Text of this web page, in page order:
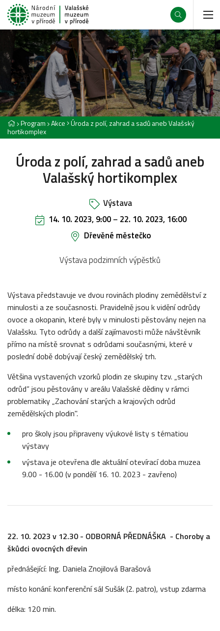
Program Akce Úroda z polí, zahrad a sadů aneb Valašský
hortikomplex
Úroda z polí, zahrad a sadů aneb
Valašský hortikomplex
Výstava
14. 10. 2023, 9:00– 22. 10. 2023, 16:00
Dřevěné městečko
Výstava podzimních výpěstků
Výstava představuje ve dvou rovinách plodiny zemědělství z
minulosti a ze současnosti. Pravidelně jsou k vidění odrůdy
ovoce a okopanin, které byly v minulosti pěstovány nejen na
Valašsku. Tyto odrůdy a další zajímavosti může návštěvník
přímo na místě srovnat s odrůdami současnými, které v
poslední době dobývají český zemědělský trh.
Většina vystavených vzorků plodin ze skupiny tzv. „starých
odrůd“ jsou pěstovány v areálu Valašské dědiny v rámci
problematiky „Zachování starých a krajových odrůd
zemědělských plodin".
pro školy jsou připraveny výukové listy s tématiou
výstavy
výstava je otevřena dle aktuální otevírací doba muzea
9.00 - 16.00 (v pondělí 16. 10. 2023 - zavřeno)
22. 10. 2023 v 12.30 - ODBORNÁ PŘEDNÁŠKA - Choroby a
škůdci ovocných dřevin
přednášející: Ing. Daniela Znojilová Barašová
místo konání: konferenční sál Sušák (2. patro), vstup zdarma
délka: 120 min.